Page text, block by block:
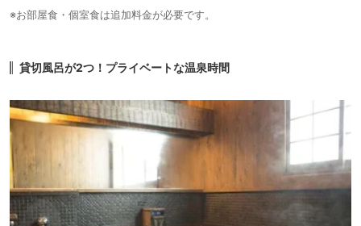
※お部屋食・個室食は追加料金が必要です。
貸切風呂が2つ！プライベートな温泉時間